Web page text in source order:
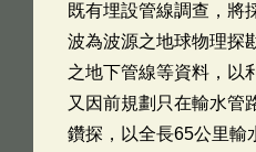
既有埋設管線調查，將
波為波源之地球物理探
之地下管線等資料，以
又因前規劃只在輸水管
鑽探，以全長65公里輸